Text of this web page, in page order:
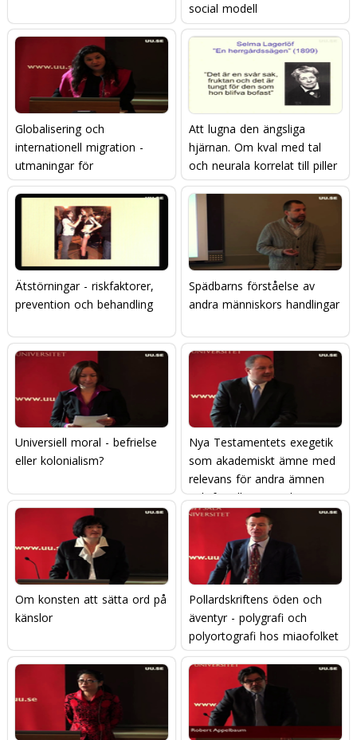
social modell
Globalisering och
internationell migration -
utmaningar för
äldreomsorgen
Att lugna den ängsliga
hjärnan. Om kval med tal
och neurala korrelat till piller
och prat.
Ätstörningar - riskfaktorer,
prevention och behandling
Spädbarns förståelse av
andra människors handlingar
Universiell moral - befrielse
eller kolonialism?
Nya Testamentets exegetik
som akademiskt ämne med
relevans för andra ämnen
och för alla människor
Om konsten att sätta ord på
känslor
Pollardskriftens öden och
äventyr - polygrafi och
polyortografi hos miaofolket
i sydvästra Kina